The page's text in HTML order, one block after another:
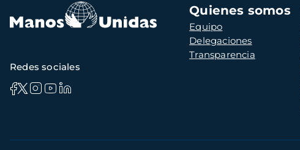
Navegación
principal
Quienes somos
Equipo
Delegaciones
Transparencia
Redes sociales